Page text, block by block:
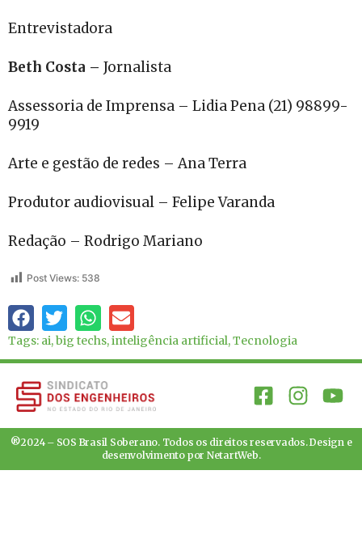
Entrevistadora
Beth Costa – Jornalista
Assessoria de Imprensa – Lidia Pena (21) 98899-
9919
Arte e gestão de redes – Ana Terra
Produtor audiovisual – Felipe Varanda
Redação – Rodrigo Mariano
Post Views: 538
Tags: ai,big techs,inteligência artificial,Tecnologia
®2024 – SOS Brasil Soberano. Todos os direitos reservados. Design e
desenvolvimento por NetartWeb.